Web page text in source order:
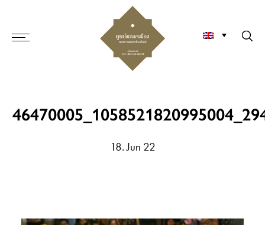
18. Jun 22